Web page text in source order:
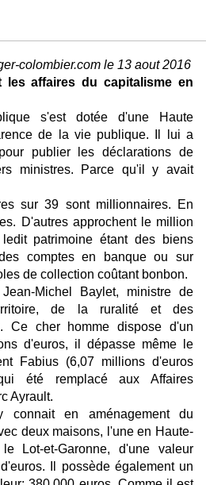
colombier.com le 13 aout 2016
les affaires du capitalisme en
s'est dotée d'une Haute
de la vie publique. Il lui a
publier les déclarations de
ministres. Parce qu'il y avait
sur 39 sont millionnaires. En
D'autres approchent le million
patrimoine étant des biens
comptes en banque ou sur
de collection coûtant bonbon.
Michel Baylet, ministre de
de la ruralité et des
Ce cher homme dispose d'un
d'euros, il dépasse même le
Fabius (6,07 millions d'euros
été remplacé aux Affaires
Ayrault.
connait en aménagement du
deux maisons, l'une en Haute-
Lot-et-Garonne, d'une valeur
Il possède également un